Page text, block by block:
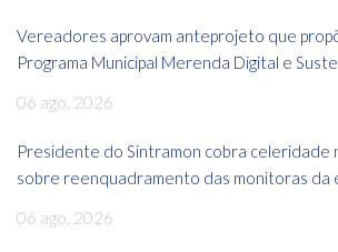
Vereadores aprovam anteprojeto que
Programa Municipal Merenda Digital e
06 ago, 2026
Presidente do Sintramon cobra celeridade
sobre reenquadramento das monitoras da
06 ago, 2026